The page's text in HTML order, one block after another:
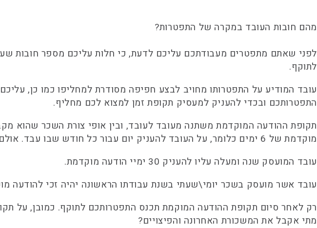
מהם חובות העובד במקרה של התפטרות?
לפני שאתם מתפטרים מעבודתכם עליכם לדעת, כי חלות עליכם מספר חובות
לתוקף.
עובד המודיע על התפטרותו מחויב לבצע חפיפה מסודרת למחליפו כמו כן,
התפטרותכם ובכדי להעניק למעסיק תקופת זמן למצוא לכם מחליף.
תקופת ההודעה המוקדמת משתנה מעובד לעובד, ובין אופי צורת השכר שהוא
מוקדמת של 6 ימים כלומר, על העובד להעניק יום עבור כל חודש שבו עבד. אולם, מהחודש השביעי ועד לשנת עבודה על העובד להעניק יומיים וחצי עבור כל חודש.
עובד המועסק שנה ומעלה עליו להעניק 30 ימיי הודעה מוקדמת.
עובד אשר מועסק בשכר יומי\שעתי בשנת עבודתו הראשונה יהיה זכי להודעה
רק לאחר סיום תקופת ההודעה המוקמת תכנס התפטרותכם לתוקף. כמובן, על
מתי אקבל את המשכורת האחרונה והפיצויים?